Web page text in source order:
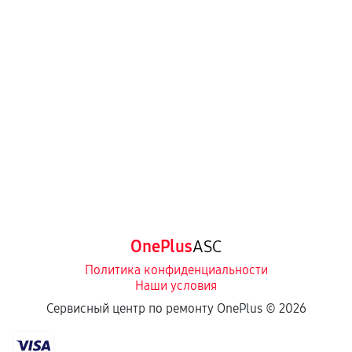
OnePlusASC
Политика конфиденциальности
Наши условия
Сервисный центр по ремонту OnePlus © 2026